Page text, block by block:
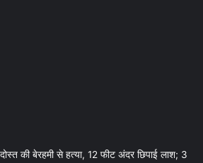
दोस्त की बेरहमी से हत्या, 12 फीट अंदर छिपाई लाश; 3